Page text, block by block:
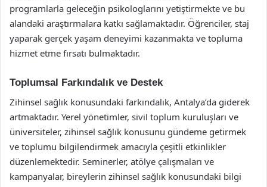
programlarla geleceğin psikologlarını yetiştirmekte ve bu
alandaki araştırmalara katkı sağlamaktadır. Öğrenciler, staj
yaparak gerçek yaşam deneyimi kazanmakta ve topluma
hizmet etme fırsatı bulmaktadır.
Toplumsal Farkındalık ve Destek
Zihinsel sağlık konusundaki farkındalık, Antalya’da giderek
artmaktadır. Yerel yönetimler, sivil toplum kuruluşları ve
üniversiteler, zihinsel sağlık konusunu gündeme getirmek
ve toplumu bilgilendirmek amacıyla çeşitli etkinlikler
düzenlemektedir. Seminerler, atölye çalışmaları ve
kampanyalar, bireylerin zihinsel sağlık konusundaki bilgi